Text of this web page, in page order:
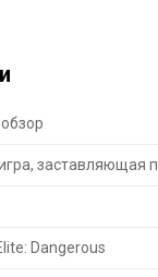
заставляющая
Dangerous